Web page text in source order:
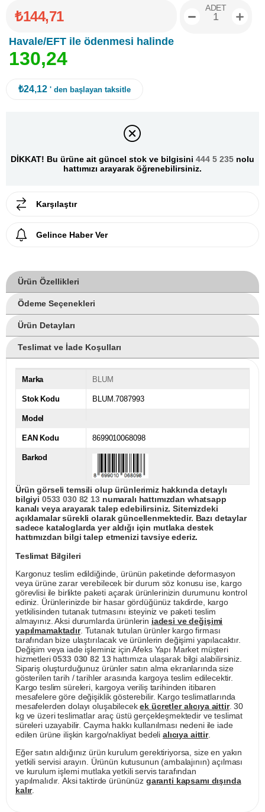
₺144,71
Havale/EFT ile ödenmesi halinde
130,24
ADET
₺24,12 ' den başlayan taksitle
DİKKAT! Bu ürüne ait güncel stok ve bilgisini 444 5 235 nolu
hattımızı arayarak öğrenebilirsiniz.
Karşılaştır
Gelince Haber Ver
Ürün Özellikleri
Ödeme Seçenekleri
Ürün Detayları
Teslimat ve İade Koşulları
Marka BLUM
Stok Kodu BLUM.7087993
Model
EAN Kodu 8699010068098
Barkod
Ürün görseli temsili olup ürünlerimiz hakkında detaylı
bilgiyi 0533 030 82 13numaralı hattımızdan whatsapp
kanalı veya arayarak talep edebilirsiniz. Sitemizdeki
açıklamalar sürekli olarak güncellenmektedir. Bazı detaylar
sadece kataloglarda yer aldığı için mutlaka destek
hattımızdan bilgi talep etmenizi tavsiye ederiz.
Teslimat Bilgileri
Kargonuz teslim edildiğinde, ürünün paketinde deformasyon
veya ürüne zarar verebilecek bir durum söz konusu ise, kargo
görevlisi ile birlikte paketi açarak ürünlerinizin durumunu kontrol
ediniz. Ürünlerinizde bir hasar gördüğünüz takdirde, kargo
yetkilisinden tutanak tutmasını isteyiniz ve paketi teslim
almayınız. Aksi durumlarda ürünlerin iadesi ve değişimi
yapılmamaktadır. Tutanak tutulan ürünler kargo firması
tarafından bize ulaştırılacak ve ürünlerin değişimi yapılacaktır.
Değişim veya iade işleminiz için Afeks Yapı Market müşteri
hizmetleri0533 030 82 13hattımıza ulaşarak bilgi alabilirsiniz.
Sipariş oluşturduğunuz ürünler satın alma ekranlarında size
gösterilen tarih / tarihler arasında kargoya teslim edilecektir.
Kargo teslim süreleri, kargoya veriliş tarihinden itibaren
mesafelere göre değişiklik gösterebilir. Kargo teslimatlarında
mesafelerden dolayı oluşabilecekek ücretler alıcıya aittir. 30
kg ve üzeri teslimatlar araç üstü gerçekleşmektedir ve teslimat
süreleri uzayabilir. Cayma hakkı kullanılması nedeni ile iade
edilen ürüne ilişkin kargo/nakliyat bedeli alıcıya aittir.
Eğer satın aldığınız ürün kurulum gerektiriyorsa, size en yakın
yetkili servisi arayın. Ürünün kutusunun (ambalajının) açılması
ve kurulum işlemi mutlaka yetkili servis tarafından
yapılmalıdır. Aksi taktirde ürününüz garanti kapsamı dışında
kalır.